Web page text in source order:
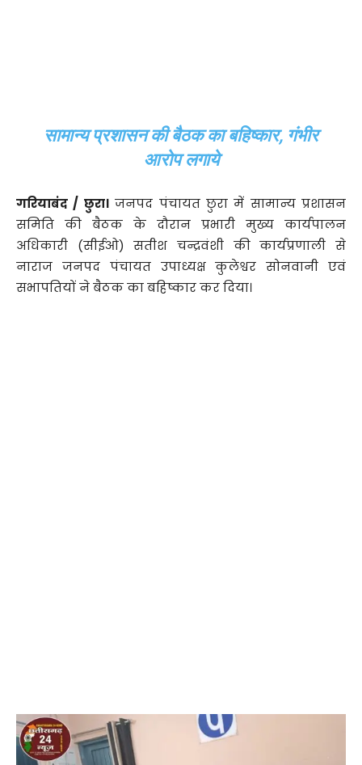
सामान्य प्रशासन की बैठक का बहिष्कार, गंभीर
आरोप लगाये
गरियाबंद / छुरा।जनपद पंचायत छुरा में सामान्य प्रशासन
समिति की बैठक के दौरान प्रभारी मुख्य कार्यपालन
अधिकारी (सीईओ) सतीश चन्द्रवंशी की कार्यप्रणाली से
नाराज जनपद पंचायत उपाध्यक्ष कुलेश्वर सोनवानी एवं
सभापतियों ने बैठक का बहिष्कार कर दिया।